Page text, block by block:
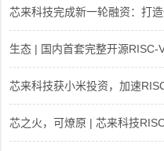
芯来科技完成新一轮融资：打
生态 | 国内首套完整开源RISC-
芯来科技获小米投资，加速
芯之火，可燎原 | 芯来科技